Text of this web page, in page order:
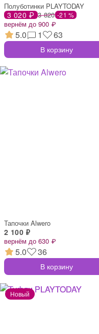
Полуботинки PLAYTODAY
3 020 ₽ 3 820 -21 %
вернём до 900 ₽
5.0 1 63
В корзину
Тапочки Alwero
2 100 ₽
вернём до 630 ₽
5.0 36
В корзину